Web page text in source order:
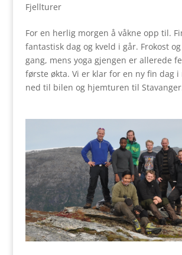
Fjellturer
For en herlig morgen å våkne opp til.
fantastisk dag og kveld i går. Frokost
gang, mens yoga gjengen er allerede
første økta. Vi er klar for en ny fin dag
ned til bilen og hjemturen til